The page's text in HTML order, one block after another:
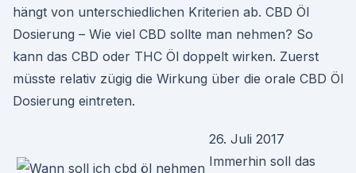
hängt von unterschiedlichen Kriterien ab. CBD Öl
Dosierung – Wie viel CBD sollte man nehmen? So
kann das CBD oder THC Öl doppelt wirken. Zuerst
müsste relativ zügig die Wirkung über die orale CBD Öl
Dosierung eintreten.
26. Juli 2017
Immerhin soll das